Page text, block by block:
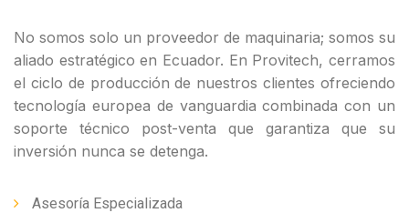
No somos solo un proveedor de maquinaria; somos su
aliado estratégico en Ecuador. En Provitech, cerramos
el ciclo de producción de nuestros clientes ofreciendo
tecnología europea de vanguardia combinada con un
soporte técnico post-venta que garantiza que su
inversión nunca se detenga.
Asesoría Especializada